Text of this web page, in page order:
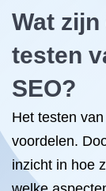
Wat
testen
SEO?
Het testen
voordelen.
inzicht in hoe